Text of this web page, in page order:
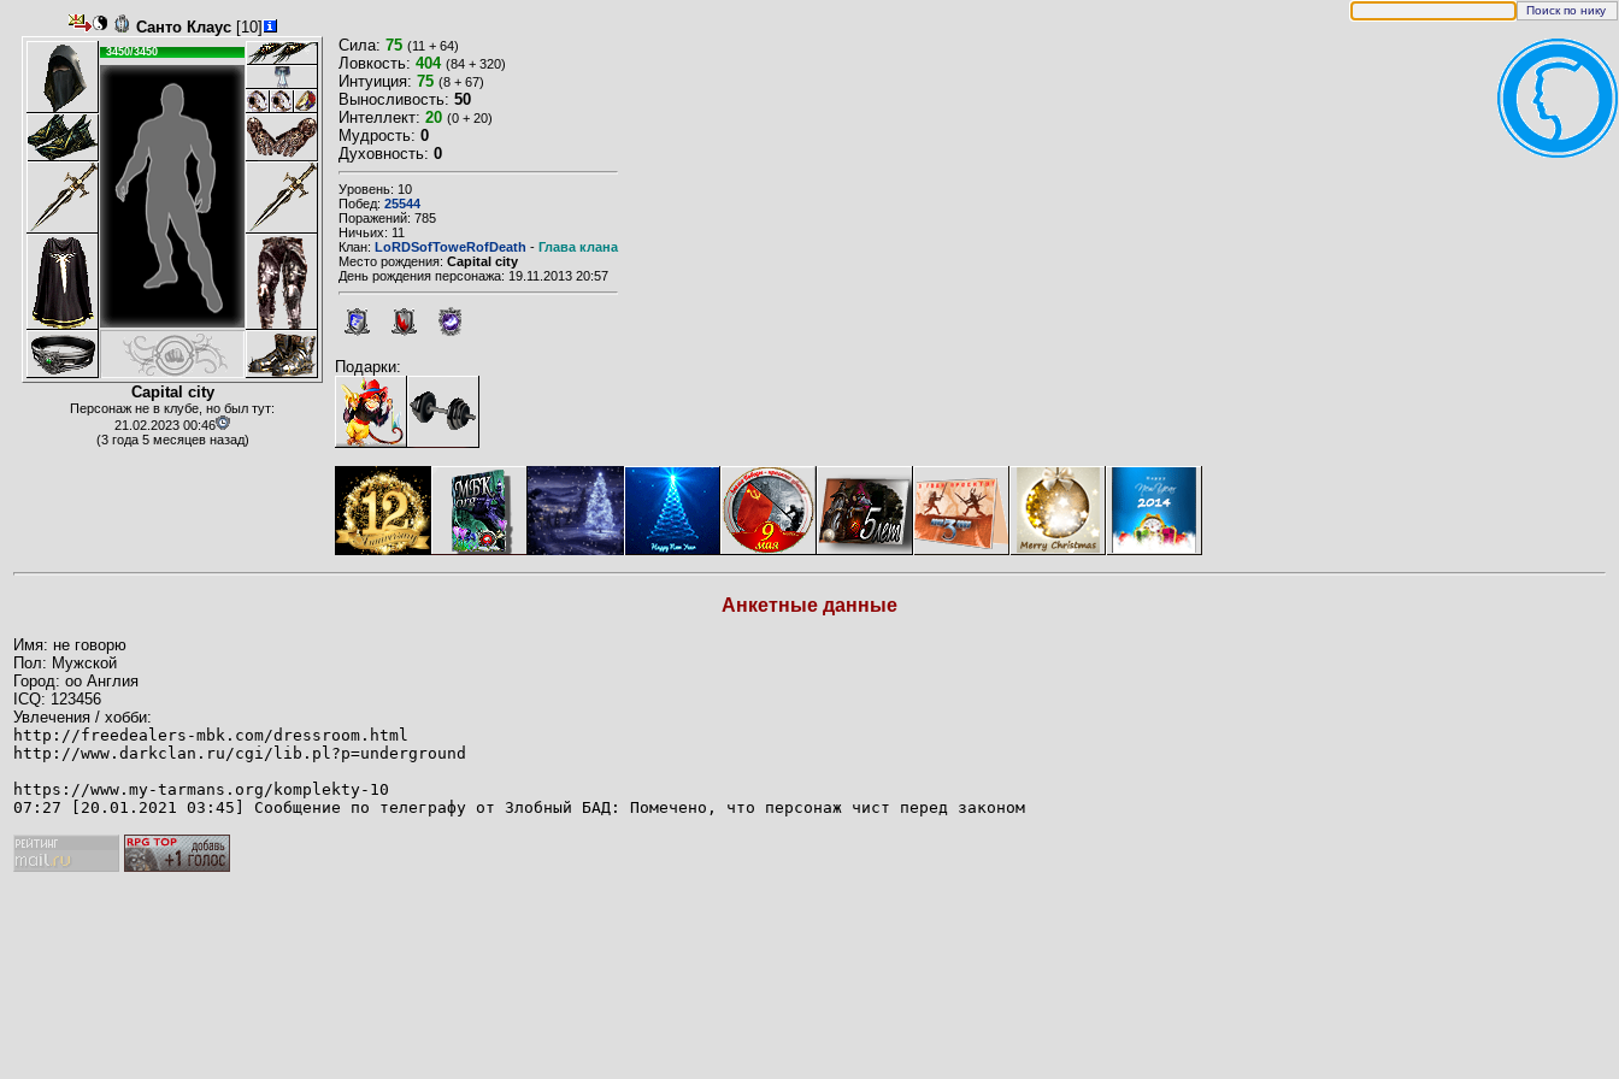
Санто Клаус[10]
3450/3450
Capital city
Персонаж не в клубе, но был тут:
21.02.2023 00:46
(3 года 5 месяцев назад)
Сила: 75 (11 + 64)
Ловкость: 404 (84 + 320)
Интуиция: 75 (8 + 67)
Выносливость: 50
Интеллект: 20 (0 + 20)
Мудрость: 0
Духовность: 0
Уровень: 10
Побед: 25544
Поражений: 785
Ничьих: 11
Клан: LoRDSofToweRofDeath - Глава клана
Место рождения: Capital city
День рождения персонажа: 19.11.2013 20:57
Подарки:
Анкетные данные
Имя: не говорю
Пол: Мужской
Город: оо Англия
ICQ: 123456
Увлечения / хобби:
http://freedealers-mbk.com/dressroom.html
http://www.darkclan.ru/cgi/lib.pl?p=underground
https://www.my-tarmans.org/komplekty-10
07:27 [20.01.2021 03:45] Сообщение по телеграфу от Злобный БАД: Помечено, что персонаж чист перед законом